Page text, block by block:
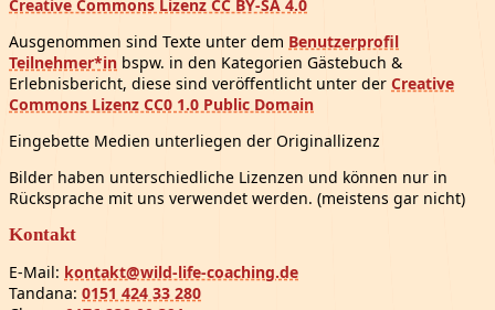
Creative Commons Lizenz CC BY-SA 4.0
Ausgenommen sind Texte unter dem Benutzerprofil
Teilnehmer*in bspw. in den Kategorien Gästebuch &
Erlebnisbericht, diese sind veröffentlicht unter der Creative
Commons Lizenz CC0 1.0 Public Domain
Eingebette Medien unterliegen der Originallizenz
Bilder haben unterschiedliche Lizenzen und können nur in
Rücksprache mit uns verwendet werden. (meistens gar nicht)
Kontakt
E-Mail: kontakt@wild-life-coaching.de
Tandana: 0151 424 33 280